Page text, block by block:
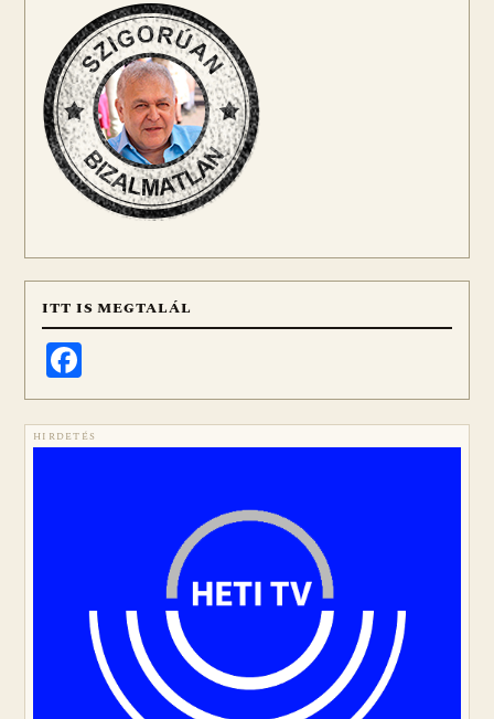
ITT IS MEGTALÁL
HIRDETÉS